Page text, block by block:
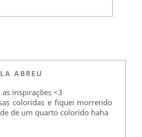
ABREU
as inspirações <3
coloridas e fiquei morrendo
de um quarto colorido haha